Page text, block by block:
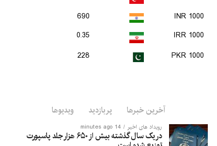
1000 INR
690
1000 IRR
0.35
1000 PKR
228
آخرین خبرها پربازدید ویدیوها
رویداد های اخیر 14 minutes ago
در یک سال گذشته بیش از ۶۵۰ هزار جلد پاسپورت